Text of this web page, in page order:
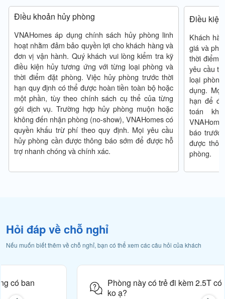
nghiệm lưu trú đáng nhớ không chỉ đến từ không gian tiện
nghi mà còn từ sự quan tâm chân thành trong từng khoảnh
khắc. Mỗi vị khách đều được chào đón bằng sự thân thiện,
gần gũi và chu đáo, mang lại cảm giác thoải mái như đang
trở về chính ngôi nhà của mình.
Bên cạnh đó, đội ngũ VNAHOMES luôn duy trì phong cách
phục vụ chuyên nghiệp, từ quy trình nhận phòng, hỗ trợ lưu
trú đến giải đáp các nhu cầu phát sinh trong suốt hành trình.
Sự cân bằng giữa lòng hiếu khách và tiêu chuẩn dịch vụ
nhất quán giúp chúng tôi mang đến trải nghiệm lưu trú
thuận tiện, dễ chịu và đáng tin cậy cho mọi du khách.
mỗi vị khách cảm nhận được trong suốt thời gian lưu trú.
Chúng tôi kết hợp sự hiếu khách chân thành với phong
cách phục vụ chuyên nghiệp, mang đến một không gian nơi
VNAHOMES – Không Chỉ Là Nơi Lưu Trú .
Trẻ 6 – 13 tuổi: phụ thu 150.000 VNĐ/bé
Trên 13 tuổi: phụ thu 200.000 VNĐ/người
Thêm đệm: 300.000 VNĐ/đệm
Lưu ý: Phòng tiêu chuẩn 02 người, lưu trú tối đa 03
người
Chính sách hoàn hủy
Hủy trước ngày nhận phòng 03 ngày (sau 14:00): tính
Không được phép mang thú cưng vào căn hộ lưu trú
riêng
Điều khoản hủy phòng
VNAHomes áp dụng chính sách hủy phòng linh
hoạt nhằm đảm bảo quyền lợi cho khách hàng và
đơn vị vận hành. Quý khách vui lòng kiểm tra kỹ
điều kiện hủy tương ứng với từng loại phòng và
thời điểm đặt phòng. Việc hủy phòng trước thời
hạn quy định có thể được hoàn tiền toàn bộ hoặc
một phần, tùy theo chính sách cụ thể của từng
gói dịch vụ. Trường hợp hủy phòng muộn hoặc
không đến nhận phòng (no-show), VNAHomes có
quyền khấu trừ phí theo quy định. Mọi yêu cầu
hủy phòng cần được thông báo sớm để được hỗ
trợ nhanh chóng và chính xác.
Điều kiện
Khách
giá và
thời điểm
yêu cầu
loại
dụng.
hạn để
toán
báo
được
phòng.
Hỏi đáp về chỗ nghỉ
Nếu muốn biết thêm về chỗ nghỉ, bạn có thể xem các câu hỏi của khách
Phòng này có trẻ đi kèm 2.5T có tính phí thêm j